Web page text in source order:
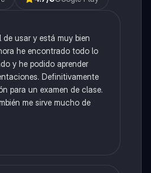
usar y está muy bien
he encontrado todo lo
y he podido aprender
Definitivamente
para un examen de clase.
me sirve mucho de